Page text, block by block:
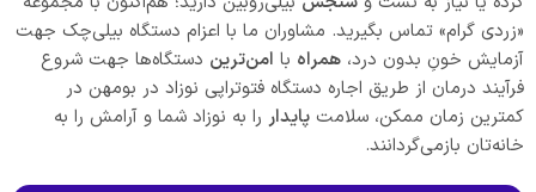
«زردی گرام» تماس بگیرید. مشاوران ما با اعزام دستگاه بیلی‌چک جهت
آزمایش خونِ بدون درد، همراه با امن‌ترین دستگاه‌ها جهت شروع
فرآیند درمان از طریق اجاره دستگاه فتوتراپی نوزاد در بومهن در
کمترین زمان ممکن، سلامت پایدار را به نوزاد شما و آرامش را به
خانه‌تان بازمی‌گردانند.